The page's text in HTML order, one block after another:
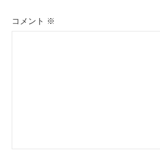
ン
コメント ※